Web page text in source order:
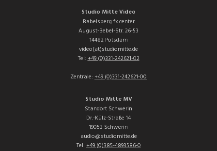
Studio Mitte Video
Babelsberg fx.center
August-Bebel-Str. 26-53
14482 Potsdam
video(at)studiomitte.de
Tel:+49 (0)331-242621-02
Zentrale: +49 (0)331-242621-00
Studio Mitte MV
Standort Schwerin
Dr.-Külz-Straße 14
19053 Schwerin
audio@studiomitte.de
Tel:+49 (0)385-4893586-0